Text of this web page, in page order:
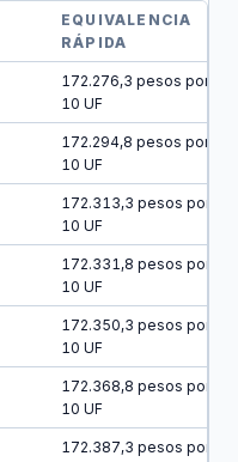
EQUIVALENCIA
RÁPIDA
172.276,3 pesos por
10 UF
172.294,8 pesos por
10 UF
172.313,3 pesos por
10 UF
172.331,8 pesos por
10 UF
172.350,3 pesos por
10 UF
172.368,8 pesos por
10 UF
172.387,3 pesos por